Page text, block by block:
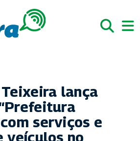
lança
serviços e
veículos no